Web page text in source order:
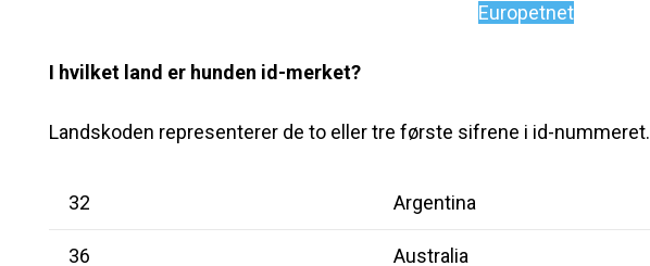
Europetnet
I hvilket land er hunden id-merket?
Landskoden representerer de to eller tre første sifrene i id-nummeret.
32 Argentina
36 Australia